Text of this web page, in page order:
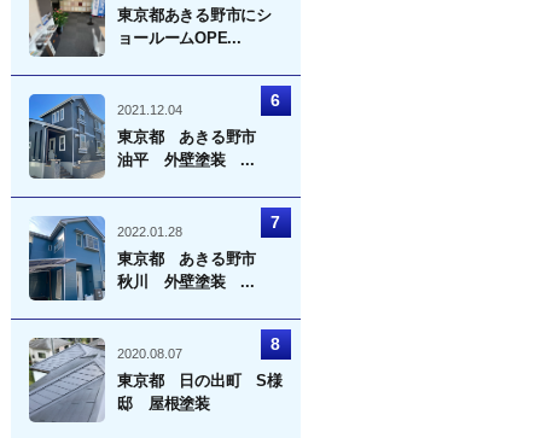
東京都あきる野市にシ
ョールームOPE...
2021.12.04
東京都 あきる野市
油平 外壁塗装 ...
2022.01.28
東京都 あきる野市
秋川 外壁塗装 ...
2020.08.07
東京都 日の出町 S様
邸 屋根塗装